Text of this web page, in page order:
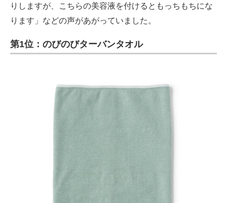
りしますが、こちらの美容液を付けるともっちもちにな
ります」などの声があがっていました。
第1位：のびのびターバンタオル